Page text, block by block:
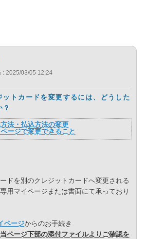
: 2025/03/05 12:24
ットカードを変更するには、どうした
？
法・払込方法の変更
ージで変更できること
ドを別のクレジットカードへ変更される
用マイページまたは書面にて承っており
ページからのお手続き
ページ下部の添付ファイルよりご確認を